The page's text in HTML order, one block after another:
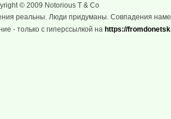
© 2009 Notorious T & Co
реальны. Люди придуманы. Совпадения
- только с гиперссылкой на https://